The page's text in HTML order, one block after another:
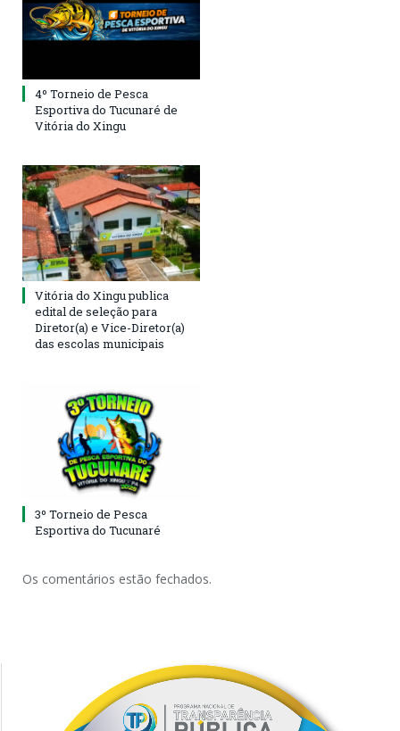
4º Torneio de Pesca
Esportiva do Tucunaré de
Vitória do Xingu
Vitória do Xingu publica
edital de seleção para
Diretor(a) e Vice-Diretor(a)
das escolas municipais
3º Torneio de Pesca
Esportiva do Tucunaré
Os comentários estão fechados.